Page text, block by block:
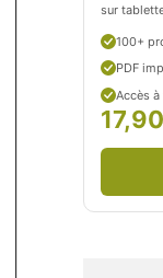
r
n
/
sur
100+
PDF
Accès à